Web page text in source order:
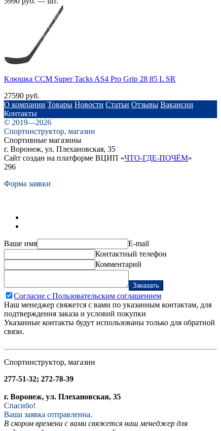
Клюшка CCM Super Tacks AS4 Pro Grip 28 85 L SR
27590 руб.
О компании Товары Новости Статьи Отзывы Вакансии
Контакты
© 2019—2026
Спортинструктор, магазин
Спортивные магазины
г. Воронеж, ул. Плехановская, 35
Сайт создан на платформе ВЦИП «ЧТО-ГДЕ-ПОЧЁМ»
296
Форма заявки
Ваше имя
E-mail
Контактный телефон
Комментарий
Заказать
Согласие с Пользовательским соглашением
Наш менеджер свяжется с вами по указанным контактам, для
подтверждения заказа и условий покупки
Указанные контакты будут использованы только для обратной
связи.
Спортинструктор, магазин
277-51-32; 272-78-39
г. Воронеж, ул. Плехановская, 35
Спасибо!
Ваша заявка отправленна.
В скором времени с вами свяжется наш менеджер для